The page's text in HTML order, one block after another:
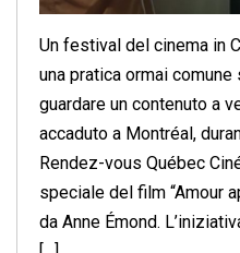
Un festival del cinema in
una pratica ormai
guardare un contenuto a
accaduto a Montréal,
Rendez-vous Québec
speciale del film “Amour
da Anne Émond.